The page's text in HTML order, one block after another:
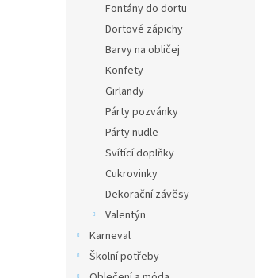
Fontány do dortu
Dortové zápichy
Barvy na obličej
Konfety
Girlandy
Párty pozvánky
Párty nudle
Svítící doplňky
Cukrovinky
Dekorační závěsy
Valentýn
Karneval
Školní potřeby